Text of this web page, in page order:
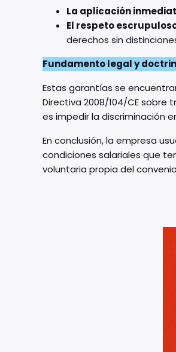
La aplicación
El respeto
derechos sin
Fundamento legal y
Estas garantías se
Directiva 2008/104/CE sobre
es impedir la discriminación
En conclusión, la empresa
condiciones salariales que
voluntaria propia del